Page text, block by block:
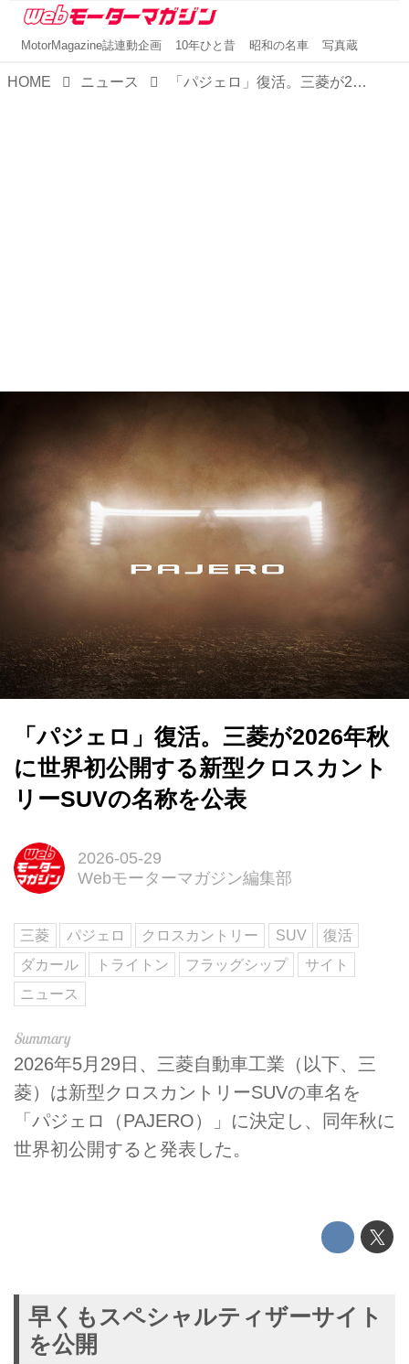
MotorMagazine誌連動企画 10年ひと昔 昭和の名車 写真蔵
HOME ニュース 「パジェロ」復活。三菱が2026年秋に世界初公開する新型クロスカントリーSUVの名称を公表
「パジェロ」復活。三菱が2026年秋
に世界初公開する新型クロスカント
リーSUVの名称を公表
2026-05-29
Webモーターマガジン編集部
三菱 パジェロ クロスカントリー SUV
復活
ダカール
トライトン フラッグシップ
サイト
ニュース
2026年5月29日、三菱自動車工業（以下、三
菱）は新型クロスカントリーSUVの車名を
「パジェロ（PAJERO）」に決定し、同年秋に
世界初公開すると発表した。
早くもスペシャルティザーサイト
を公開